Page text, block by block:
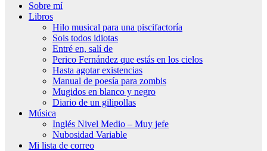
Sobre mí
Libros
Hilo musical para una piscifactoría
Sois todos idiotas
Entré en, salí de
Perico Fernández que estás en los cielos
Hasta agotar existencias
Manual de poesía para zombis
Mugidos en blanco y negro
Diario de un gilipollas
Música
Inglés Nivel Medio – Muy jefe
Nubosidad Variable
Mi lista de correo